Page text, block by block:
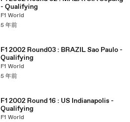
- Qualifying
F1 World
5 年前
F1 2002 Round03 : BRAZIL Sao Paulo -
Qualifying
F1 World
5 年前
F1 2002 Round 16 : US Indianapolis -
Qualifying
F1 World